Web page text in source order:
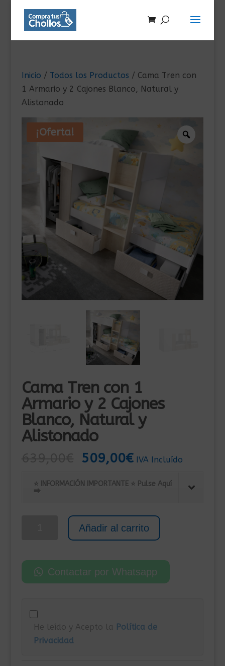
Inicio / Todos los Productos / Cama Tren con
1 Armario y 2 Cajones Blanco, Natural y
Alistonado
¡Oferta!
Cama Tren con 1
Armario y 2 Cajones
Blanco, Natural y
Alistonado
El
original
639,00€.
509,00€El
actual
509,00€.
IVA Incluído
⭐ INFORMACIÓN IMPORTANTE ⭐ Pulse Aquí
⮕
1
Armario
Cajones
Blanco,
Natural
Añadir al carrito
Contactar por Whatsapp
He leído y Acepto la Política de
Privacidad